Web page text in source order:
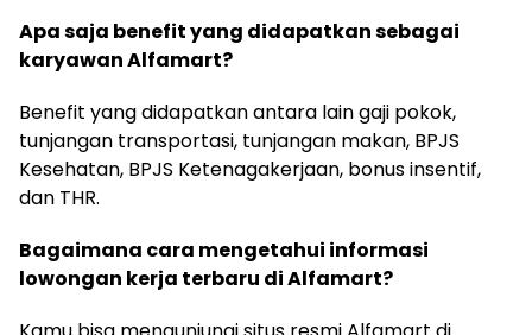
Apa saja benefit yang didapatkan sebagai
karyawan Alfamart?
Benefit yang didapatkan antara lain gaji pokok,
tunjangan transportasi, tunjangan makan, BPJS
Kesehatan, BPJS Ketenagakerjaan, bonus insentif,
dan THR.
Bagaimana cara mengetahui informasi
lowongan kerja terbaru di Alfamart?